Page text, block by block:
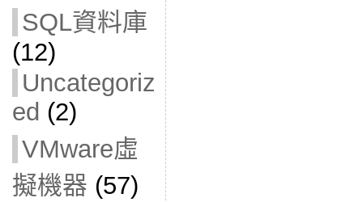
SQL資料庫
(12)
Uncategoriz
ed (2)
VMware虛
擬機器 (57)